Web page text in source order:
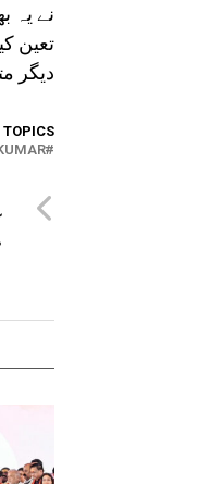
نے یہ
تعین
دیگر
TOPICS: